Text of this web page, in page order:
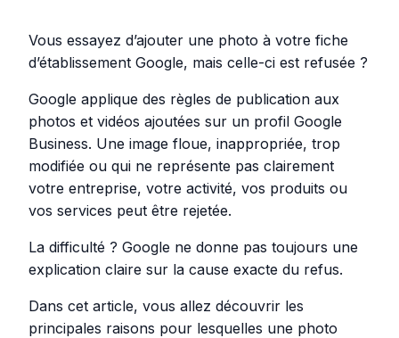
Vous essayez d’ajouter une photo à votre fiche
d’établissement Google, mais celle-ci est refusée ?
Google applique des règles de publication aux
photos et vidéos ajoutées sur un profil Google
Business. Une image floue, inappropriée, trop
modifiée ou qui ne représente pas clairement
votre entreprise, votre activité, vos produits ou
vos services peut être rejetée.
La difficulté ? Google ne donne pas toujours une
explication claire sur la cause exacte du refus.
Dans cet article, vous allez découvrir les
principales raisons pour lesquelles une photo